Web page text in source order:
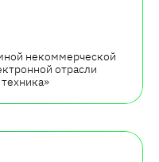
некоммерческой
отрасли